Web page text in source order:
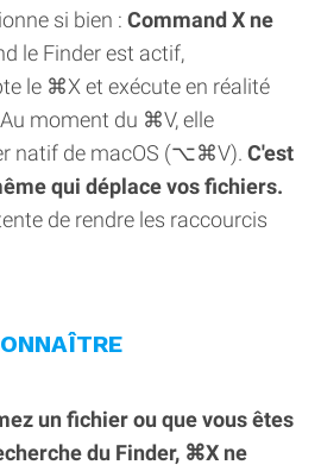
si bien : Command X ne
le Finder est actif,
le ⌘X et exécute en réalité
moment du ⌘V, elle
natif de macOS (⌥⌘V). C'est
qui déplace vos fichiers.
de rendre les raccourcis
un fichier ou que vous êtes
du Finder, ⌘X ne